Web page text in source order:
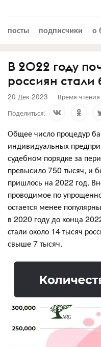
посты подписчики о
В 2022 году
россиян
20 Дек 2023 Время
Поделиться:
Общее число процедур
индивидуальных
судебном порядке за
превысило 750 тысяч, и
пришлось на 2022 год.
проводимое по
остается менее
в 2020 году до конца
стали около 14 тысяч
свыше 7 тысяч.